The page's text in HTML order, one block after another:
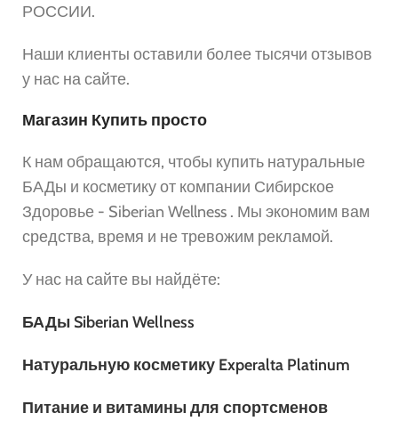
РОССИИ.
Наши клиенты оставили более тысячи отзывов
у нас на сайте.
Магазин Купить просто
К нам обращаются, чтобы купить натуральные
БАДы и косметику от компании Сибирское
Здоровье - Siberian Wellness . Мы экономим вам
средства, время и не тревожим рекламой.
У нас на сайте вы найдёте:
БАДы Siberian Wellness
Натуральную косметику Experalta Platinum
Питание и витамины для спортсменов